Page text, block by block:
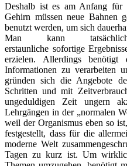
Deshalb ist es am Anfang für
Gehirn müssen neue Bahnen
benutzt werden, um sich
Man kann
erstaunliche sofortige
erzielen. Allerdings
Informationen zu verarbeiten
gründen sich die Angebote
Schritten und mit
ungeduldigen Zeit ungern
Lehrgängen in der „normalen
weil der Organismus eben so
festgestellt, dass für die
moderne Welt
Tagen zu kurz ist. Um